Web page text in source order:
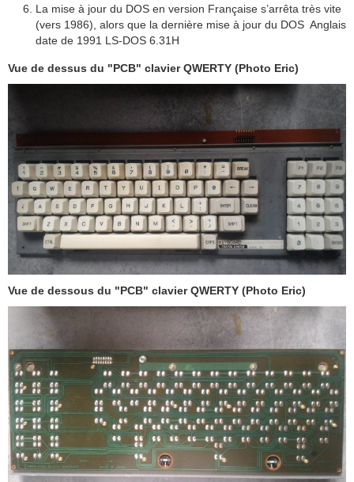
La mise à jour du DOS en version Française s’arrêta très vite
(vers 1986), alors que la dernière mise à jour du DOS Anglais
date de 1991 LS-DOS 6.31H
Vue de dessus du "PCB" clavier QWERTY (Photo Eric)
Vue de dessous du "PCB" clavier QWERTY (Photo Eric)